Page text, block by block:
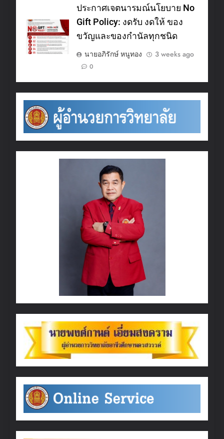
ประกาศเจตนารมณ์นโยบาย No
Gift Policy: งดรับ งดให้ ของ
ขวัญและของกำนัลทุกชนิด
นายอภิรักษ์ หนูทอง
3 weeks ago
0